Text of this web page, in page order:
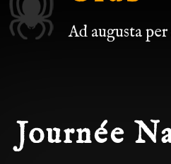
Ad augusta
Journée